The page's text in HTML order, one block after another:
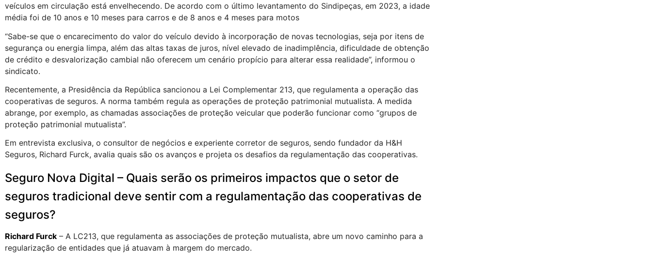
veículos em circulação está envelhecendo. De acordo com o último levantamento do Sindipeças, em 2023, a idade
média foi de 10 anos e 10 meses para carros e de 8 anos e 4 meses para motos
“Sabe-se que o encarecimento do valor do veículo devido à incorporação de novas tecnologias, seja por itens de
segurança ou energia limpa, além das altas taxas de juros, nível elevado de inadimplência, dificuldade de obtenção
de crédito e desvalorização cambial não oferecem um cenário propício para alterar essa realidade”, informou o
sindicato.
Recentemente, a Presidência da República sancionou a Lei Complementar 213, que regulamenta a operação das
cooperativas de seguros. A norma também regula as operações de proteção patrimonial mutualista. A medida
abrange, por exemplo, as chamadas associações de proteção veicular que poderão funcionar como “grupos de
proteção patrimonial mutualista”.
Em entrevista exclusiva, o consultor de negócios e experiente corretor de seguros, sendo fundador da H&H
Seguros, Richard Furck, avalia quais são os avanços e projeta os desafios da regulamentação das cooperativas.
Seguro Nova Digital – Quais serão os primeiros impactos que o setor de
seguros tradicional deve sentir com a regulamentação das cooperativas de
seguros?
Richard Furck – A LC213, que regulamenta as associações de proteção mutualista, abre um novo caminho para a
regularização de entidades que já atuavam à margem do mercado.